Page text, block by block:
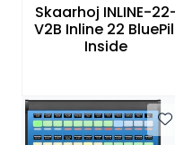
Skaarhoj INLINE-
V2B Inline 22
Inside